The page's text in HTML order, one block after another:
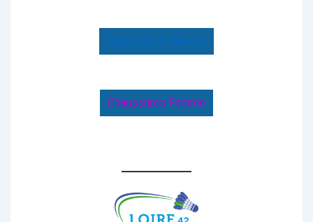
Chaussures Homme
Chaussures Femme